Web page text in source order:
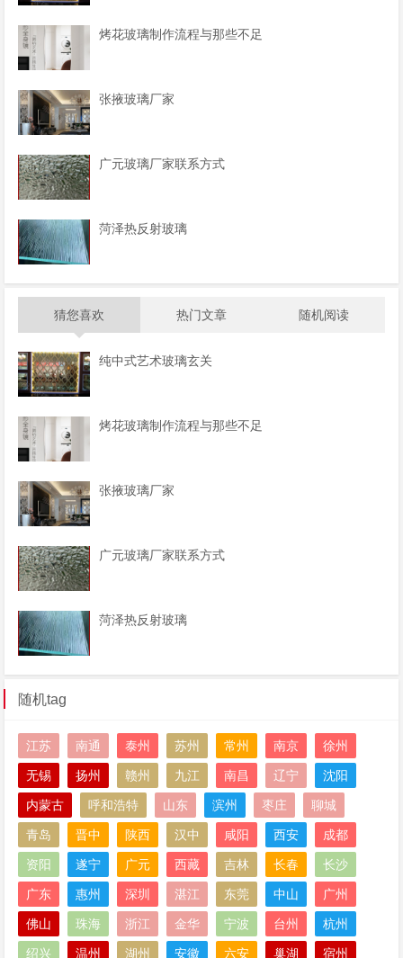
烤花玻璃制作流程与那些不足
张掖玻璃厂家
广元玻璃厂家联系方式
菏泽热反射玻璃
猜您喜欢 热门文章 随机阅读
纯中式艺术玻璃玄关
烤花玻璃制作流程与那些不足
张掖玻璃厂家
广元玻璃厂家联系方式
菏泽热反射玻璃
随机tag
江苏 南通 泰州 苏州 常州 南京 徐州
无锡 扬州 赣州 九江 南昌 辽宁 沈阳
内蒙古 呼和浩特 山东 滨州 枣庄 聊城
青岛 晋中 陕西 汉中 咸阳 西安 成都
资阳 遂宁 广元 西藏 吉林 长春 长沙
广东 惠州 深圳 湛江 东莞 中山 广州
佛山 珠海 浙江 金华 宁波 台州 杭州
绍兴 温州 湖州 安徽 六安 巢湖 宿州